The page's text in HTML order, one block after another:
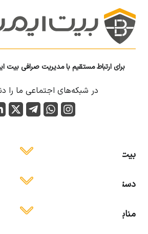
برای ارتباط مستقیم با مدیریت صرافی بیت
در شبکه‌های اجتماعی ما را
بیت ایمن
دسترسی آسان
منابع آموزشی